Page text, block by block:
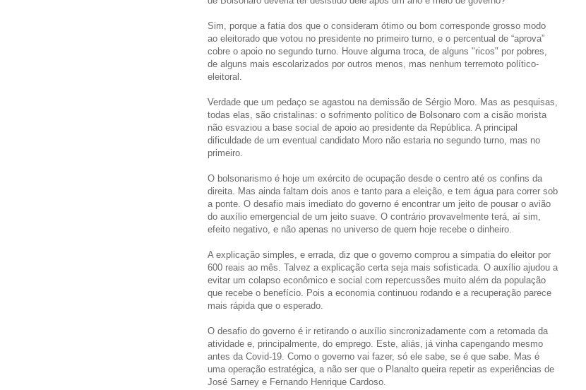
Sim, porque a fatia dos que o consideram ótimo ou bom corresponde grosso modo
ao eleitorado que votou no presidente no primeiro turno, e o percentual de “aprova”
cobre o apoio no segundo turno. Houve alguma troca, de alguns "ricos" por pobres,
de alguns mais escolarizados por outros menos, mas nenhum terremoto político-
eleitoral.
Verdade que um pedaço se agastou na demissão de Sérgio Moro. Mas as pesquisas,
todas elas, são cristalinas: o sofrimento político de Bolsonaro com a cisão morista
não esvaziou a base social de apoio ao presidente da República. A principal
dificuldade de um eventual candidato Moro não estaria no segundo turno, mas no
primeiro.
O bolsonarismo é hoje um exército de ocupação desde o centro até os confins da
direita. Mas ainda faltam dois anos e tanto para a eleição, e tem água para correr sob
a ponte. O desafio mais imediato do governo é encontrar um jeito de pousar o avião
do auxílio emergencial de um jeito suave. O contrário provavelmente terá, aí sim,
efeito negativo, e não apenas no universo de quem hoje recebe o dinheiro.
A explicação simples, e errada, diz que o governo comprou a simpatia do eleitor por
600 reais ao mês. Talvez a explicação certa seja mais sofisticada. O auxílio ajudou a
evitar um colapso econômico e social com repercussões muito além da população
que recebe o benefício. Pois a economia continuou rodando e a recuperação parece
mais rápida que o esperado.
O desafio do governo é ir retirando o auxílio sincronizadamente com a retomada da
atividade e, principalmente, do emprego. Este, aliás, já vinha capengando mesmo
antes da Covid-19. Como o governo vai fazer, só ele sabe, se é que sabe. Mas é
uma operação estratégica, a não ser que o Planalto queira repetir as experiências de
José Sarney e Fernando Henrique Cardoso.